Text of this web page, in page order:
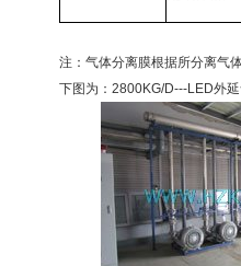
注：气体分离膜根据所分离气
下图为：2800KG/D---LED外